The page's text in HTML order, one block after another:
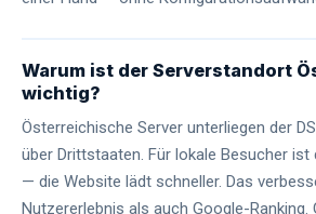
Warum ist der Serverstandort
wichtig?
Österreichische Server unterliegen der
über Drittstaaten. Für lokale Besucher ist
— die Website lädt schneller. Das
Nutzererlebnis als auch Google-Ranking.